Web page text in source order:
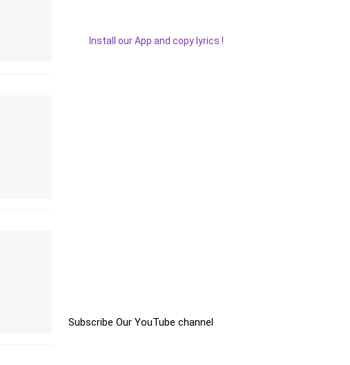
Install our App and copy lyrics !
Subscribe Our YouTube channel